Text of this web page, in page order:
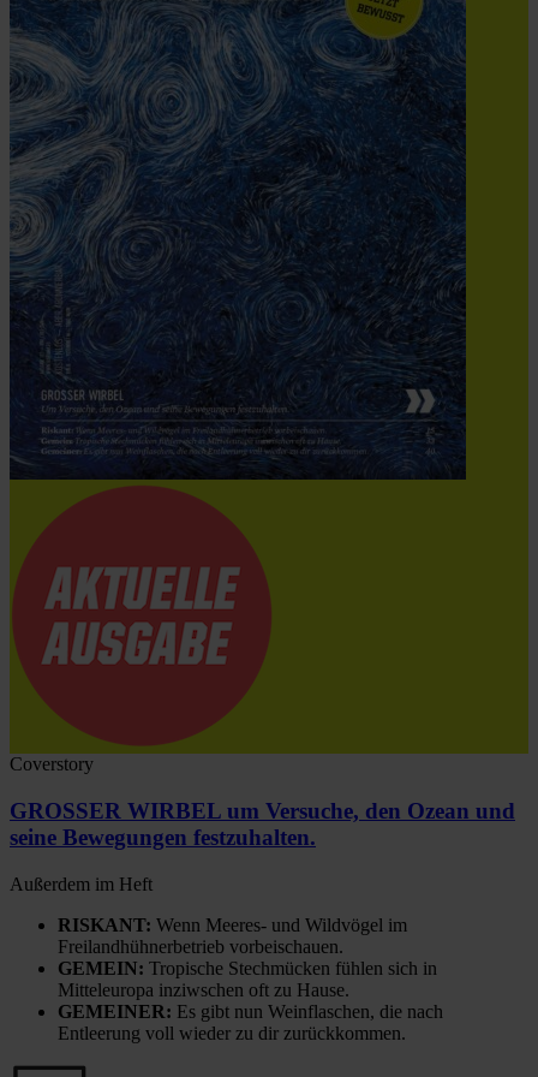
Coverstory
GROSSER WIRBEL um Versuche, den Ozean und
seine Bewegungen festzuhalten.
Außerdem im Heft
RISKANT: Wenn Meeres- und Wildvögel im
Freilandhühnerbetrieb vorbeischauen.
GEMEIN: Tropische Stechmücken fühlen sich in
Mitteleuropa inziwschen oft zu Hause.
GEMEINER: Es gibt nun Weinflaschen, die nach
Entleerung voll wieder zu dir zurückkommen.